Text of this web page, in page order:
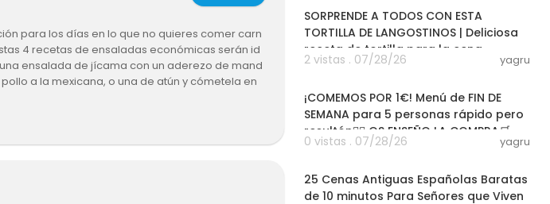
SORPRENDE A TODOS CON ESTA
TORTILLA DE LANGOSTINOS | Deliciosa
receta de tortilla para la cena
2 vistas . 07/28/26 yagru
¡COMEMOS POR 1€! Menú de FIN DE
SEMANA para 5 personas rápido pero
resultón👍🏼 OS ENSEÑO LA COMPRA🛒
0 vistas . 07/28/26 yagru
25 Cenas Antiguas Españolas Baratas
de 10 minutos Para Señores que Viven
para los días en lo que no quieres comer carn
4 recetas de ensaladas económicas serán id
ensalada de jícama con un aderezo de mand
a la mexicana, o una de atún y cómetela en